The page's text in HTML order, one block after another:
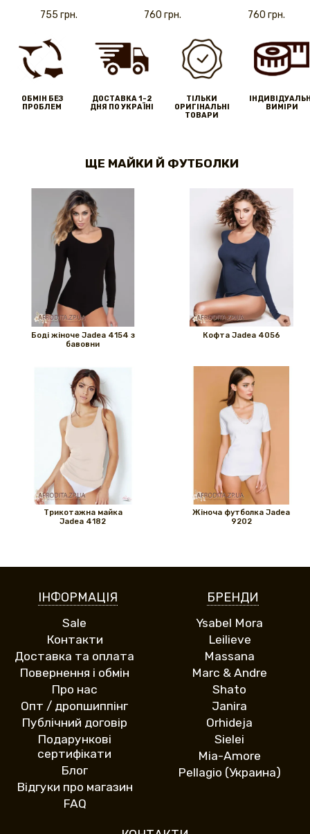
755 грн. 760 грн. 760 грн.
ОБМІН БЕЗ
ПРОБЛЕМ
ДОСТАВКА 1-2
ДНЯ ПО УКРАЇНІ
ТІЛЬКИ
ОРИГІНАЛЬНІ
ТОВАРИ
ВИМІРИ
ЩЕ МАЙКИ Й ФУТБОЛКИ
Боді жіноче Jadea 4154 з
бавовни
Кофта Jadea 4056
Трикотажна майка
Jadea 4182
Жіноча футболка Jadea
9202
ІНФОРМАЦІЯ
Sale
Контакти
Доставка та оплата
Повернення і обмін
Про нас
Опт / дропшиппінг
Публічний договір
Подарункові
сертифікати
Блог
Відгуки про магазин
FAQ
БРЕНДИ
Ysabel Mora
Leilieve
Massana
Marc & Andre
Shato
Janira
Orhideja
Sielei
Mia-Amore
Pellagio (Украина)